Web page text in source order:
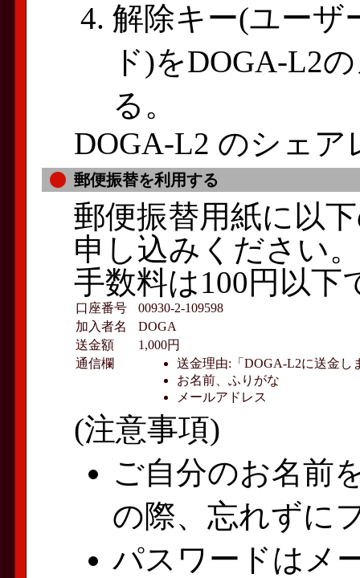
解除キー(ユーザ
ド)をDOGA-L2
る。
DOGA-L2 のシェ
郵便振替を利用する
郵便振替用紙に以
申し込みください
手数料は100円以下
口座番号
00930-2-109598
加入者名
DOGA
送金額
1,000円
通信欄
送金理由:「DOGA-L2に送金し
お名前、ふりがな
メールアドレス
(注意事項)
ご自分のお名前
の際、忘れずに
パスワードはメ